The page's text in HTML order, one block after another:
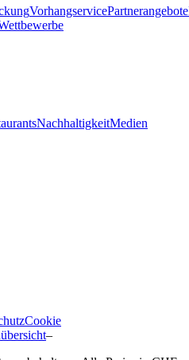
VorhangservicePartnerangebote
NachhaltigkeitMedien
Cookie
–